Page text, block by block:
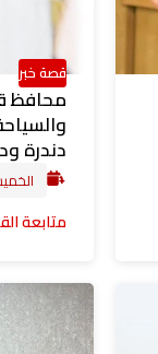
قصة خبر
محافظ
دندرة
الخميس 9 يوليو
متابعة